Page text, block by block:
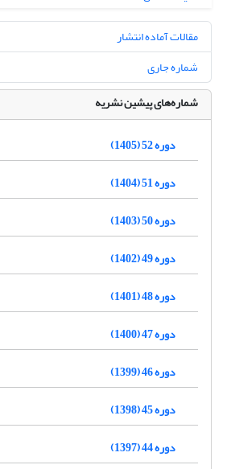
مقالات آماده انتشار
شماره جاری
شماره‌های پیشین نشریه
دوره 52 (1405)
دوره 51 (1404)
دوره 50 (1403)
دوره 49 (1402)
دوره 48 (1401)
دوره 47 (1400)
دوره 46 (1399)
دوره 45 (1398)
دوره 44 (1397)